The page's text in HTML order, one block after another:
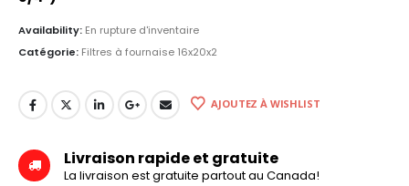
Availability: En rupture d'inventaire
Catégorie: Filtres à fournaise 16x20x2
AJOUTEZ À WISHLIST
Livraison rapide et gratuite
La livraison est gratuite partout au Canada!